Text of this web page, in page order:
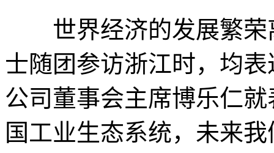
世界经济的发展繁荣
士随团参访浙江时，均
公司董事会主席博乐仁
国工业生态系统，未来